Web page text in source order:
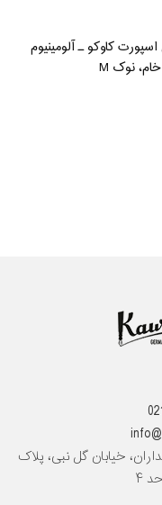
کاوکو ـ آلومینیوم
خام، نوک M
خیابان گل نبی، پلاک